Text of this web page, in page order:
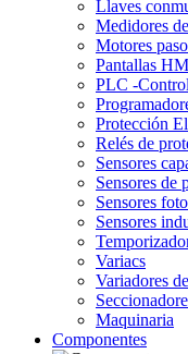
Llaves
Medidores
Motores
Pantallas
PLC -
Protección
Relés de
Sensores
Sensores de
Sensores
Sensores
Variacs
Variadores
Maquinaria
Componentes